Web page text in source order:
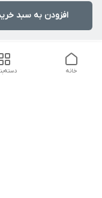
افزودن به سبد
خانه